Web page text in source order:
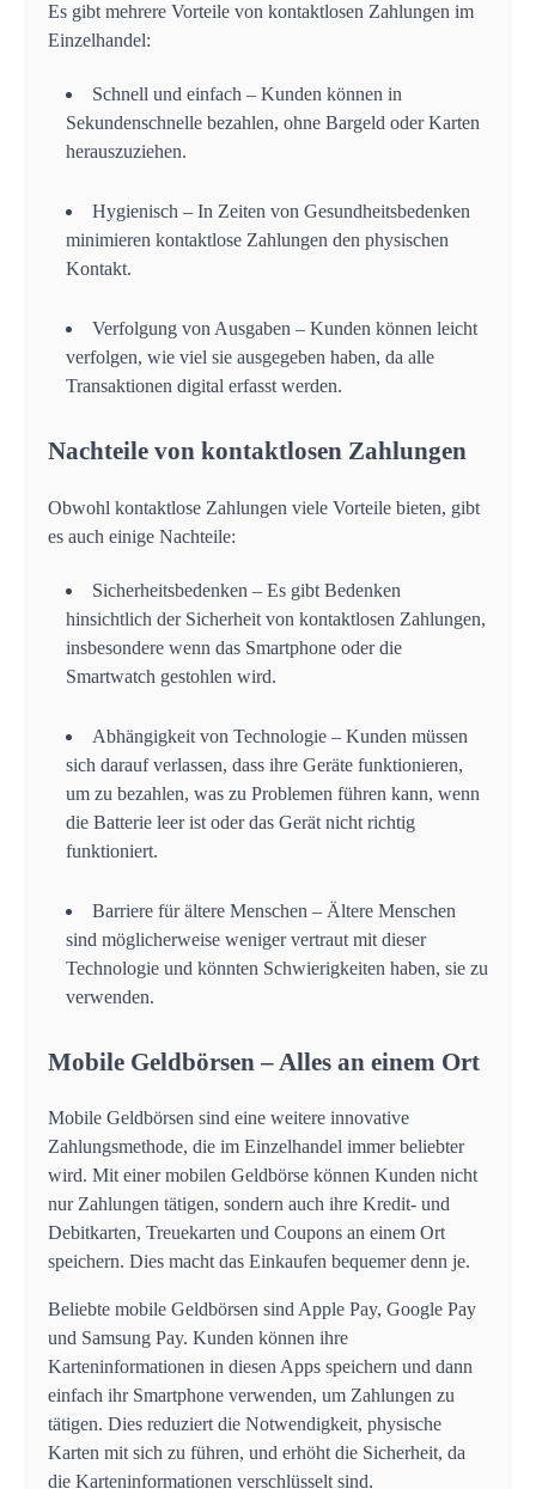
Es gibt mehrere Vorteile von kontaktlosen Zahlungen im
Einzelhandel:
Schnell und einfach – Kunden können in
Sekundenschnelle bezahlen, ohne Bargeld oder Karten
herauszuziehen.
Hygienisch – In Zeiten von Gesundheitsbedenken
minimieren kontaktlose Zahlungen den physischen
Kontakt.
Verfolgung von Ausgaben – Kunden können leicht
verfolgen, wie viel sie ausgegeben haben, da alle
Transaktionen digital erfasst werden.
Nachteile von kontaktlosen Zahlungen
Obwohl kontaktlose Zahlungen viele Vorteile bieten, gibt
es auch einige Nachteile:
Sicherheitsbedenken – Es gibt Bedenken
hinsichtlich der Sicherheit von kontaktlosen Zahlungen,
insbesondere wenn das Smartphone oder die
Smartwatch gestohlen wird.
Abhängigkeit von Technologie – Kunden müssen
sich darauf verlassen, dass ihre Geräte funktionieren,
um zu bezahlen, was zu Problemen führen kann, wenn
die Batterie leer ist oder das Gerät nicht richtig
funktioniert.
Barriere für ältere Menschen – Ältere Menschen
sind möglicherweise weniger vertraut mit dieser
Technologie und könnten Schwierigkeiten haben, sie zu
verwenden.
Mobile Geldbörsen – Alles an einem Ort
Mobile Geldbörsen sind eine weitere innovative
Zahlungsmethode, die im Einzelhandel immer beliebter
wird. Mit einer mobilen Geldbörse können Kunden nicht
nur Zahlungen tätigen, sondern auch ihre Kredit- und
Debitkarten, Treuekarten und Coupons an einem Ort
speichern. Dies macht das Einkaufen bequemer denn je.
Beliebte mobile Geldbörsen sind Apple Pay, Google Pay
und Samsung Pay. Kunden können ihre
Karteninformationen in diesen Apps speichern und dann
einfach ihr Smartphone verwenden, um Zahlungen zu
tätigen. Dies reduziert die Notwendigkeit, physische
Karten mit sich zu führen, und erhöht die Sicherheit, da
die Karteninformationen verschlüsselt sind.